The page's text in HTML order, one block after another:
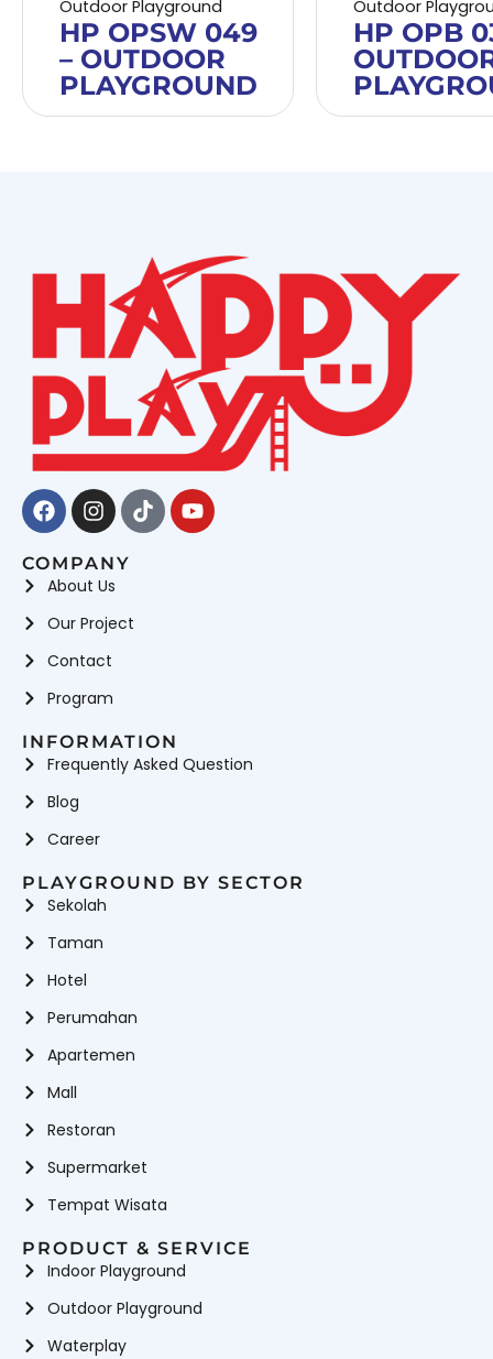
Outdoor Playground
HP OPSW 049
– OUTDOOR
PLAYGROUND
Outdoor
HP OPB
Facebook
Instagram
TiktokYoutube
COMPANY
About Us
Our Project
Contact
Program
INFORMATION
Frequently Asked Question
Blog
Career
PLAYGROUND BY SECTOR
Sekolah
Taman
Hotel
Perumahan
Apartemen
Mall
Restoran
Supermarket
Tempat Wisata
PRODUCT & SERVICE
Indoor Playground
Outdoor Playground
Waterplay